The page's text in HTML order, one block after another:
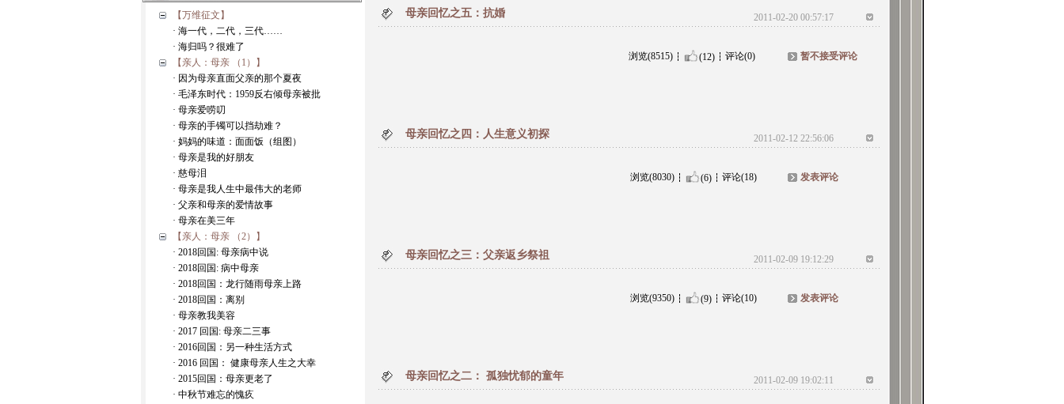
【万维征文】
· 海一代，二代，三代……
· 海归吗？很难了
【亲人：母亲 （1）】
· 因为母亲直面父亲的那个夏夜
· 毛泽东时代：1959反右倾母亲被批
· 母亲爱唠叨
· 母亲的手镯可以挡劫难？
· 妈妈的味道：面面饭（组图）
· 母亲是我的好朋友
· 慈母泪
· 母亲是我人生中最伟大的老师
· 父亲和母亲的爱情故事
· 母亲在美三年
【亲人：母亲 （2）】
· 2018回国: 母亲病中说
· 2018回国: 病中母亲
· 2018回国：龙行随雨母亲上路
· 2018回国：离别
· 母亲教我美容
· 2017 回国: 母亲二三事
· 2016回国：另一种生活方式
· 2016 回国： 健康母亲人生之大幸
· 2015回国：母亲更老了
· 中秋节难忘的愧疚
母亲回忆之五：抗婚 2011-02-20 00:57:17
浏览(8515) (12) 评论(0) 暂不接受评论
母亲回忆之四：人生意义初探 2011-02-12 22:56:06
浏览(8030) (6) 评论(18) 发表评论
母亲回忆之三：父亲返乡祭祖 2011-02-09 19:12:29
浏览(9350) (9) 评论(10) 发表评论
母亲回忆之二： 孤独忧郁的童年 2011-02-09 19:02:11